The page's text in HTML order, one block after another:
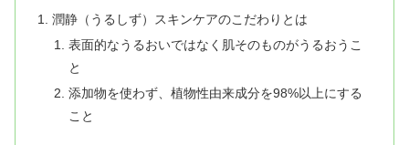
潤静（うるしず）スキンケアのこだわりとは
表面的なうるおいではなく肌そのものがうるおうこ
と
添加物を使わず、植物性由来成分を98%以上にする
こと